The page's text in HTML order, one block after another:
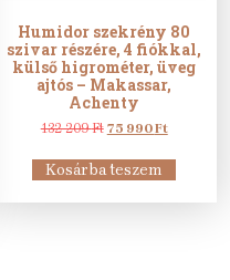
Humidor szekrény 80
szivar részére, 4 fiókkal,
külső higrométer, üveg
ajtós – Makassar,
Achenty
132 209Ft Original
was:
132
75 990FtCurrent
is:
75
Kosárba teszem